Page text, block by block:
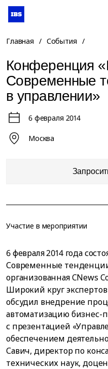
Главная / События /
Конференция
Современные
в управлении»
6 февраля 2014
Москва
Участие в мероприятии
6 февраля 2014 года
Современные
организованная CNews
Широкий круг
обсудил внедрение
автоматизацию бизнес-
с презентацией
обеспечением
Савич, директор по
технических наук,